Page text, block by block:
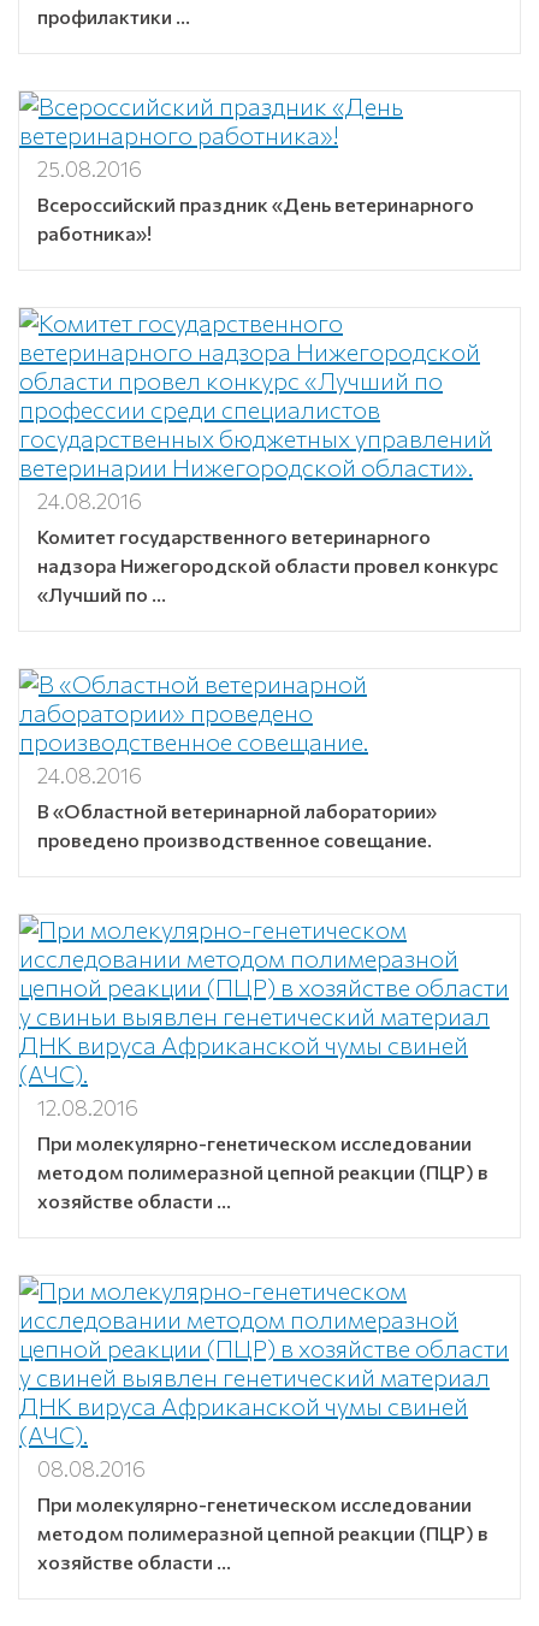
профилактики ...
25.08.2016
Всероссийский праздник «День ветеринарного
работника»!
24.08.2016
Комитет государственного ветеринарного
надзора Нижегородской области провел конкурс
«Лучший по ...
24.08.2016
В «Областной ветеринарной лаборатории»
проведено производственное совещание.
12.08.2016
При молекулярно-генетическом исследовании
методом полимеразной цепной реакции (ПЦР) в
хозяйстве области ...
08.08.2016
При молекулярно-генетическом исследовании
методом полимеразной цепной реакции (ПЦР) в
хозяйстве области ...